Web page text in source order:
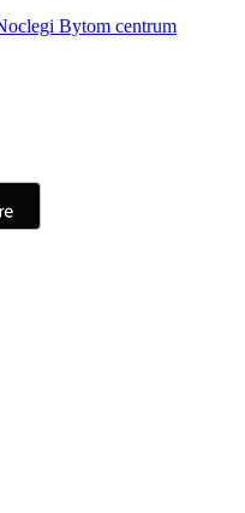
Bytom centrum